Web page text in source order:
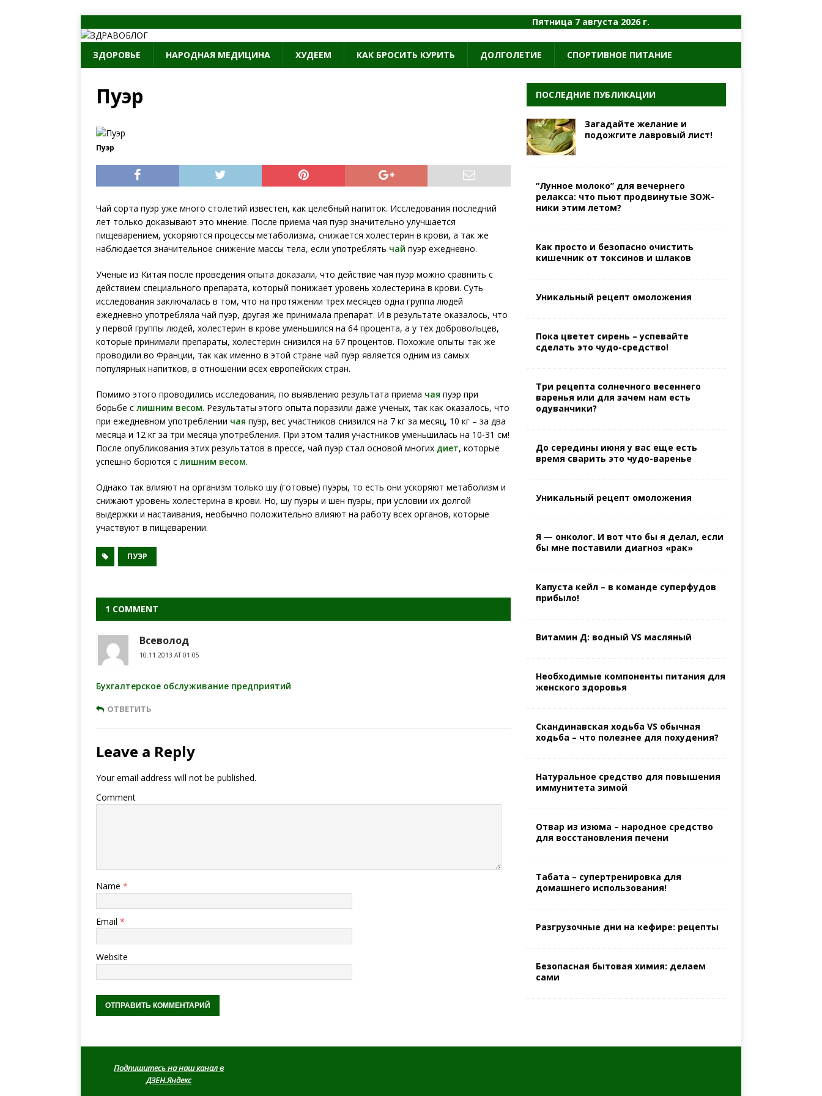
Пятница 7 августа 2026 г.
ЗДОРОВЬЕ НАРОДНАЯ МЕДИЦИНА ХУДЕЕМ КАК БРОСИТЬ КУРИТЬ ДОЛГОЛЕТИЕ СПОРТИВНОЕ ПИТАНИЕ
Пуэр
Пуэр
Чай сорта пуэр уже много столетий известен, как целебный напиток. Исследования последний
лет только доказывают это мнение. После приема чая пуэр значительно улучшается
пищеварением, ускоряются процессы метаболизма, снижается холестерин в крови, а так же
наблюдается значительное снижение массы тела, если употреблять чай пуэр ежедневно.
Ученые из Китая после проведения опыта доказали, что действие чая пуэр можно сравнить с
действием специального препарата, который понижает уровень холестерина в крови. Суть
исследования заключалась в том, что на протяжении трех месяцев одна группа людей
ежедневно употребляла чай пуэр, другая же принимала препарат. И в результате оказалось, что
у первой группы людей, холестерин в крове уменьшился на 64 процента, а у тех добровольцев,
которые принимали препараты, холестерин снизился на 67 процентов. Похожие опыты так же
проводили во Франции, так как именно в этой стране чай пуэр является одним из самых
популярных напитков, в отношении всех европейских стран.
Помимо этого проводились исследования, по выявлению результата приема чая пуэр при
борьбе с лишним весом. Результаты этого опыта поразили даже ученых, так как оказалось, что
при ежедневном употреблении чая пуэр, вес участников снизился на 7 кг за месяц, 10 кг – за два
месяца и 12 кг за три месяца употребления. При этом талия участников уменьшилась на 10-31 см!
После опубликования этих результатов в прессе, чай пуэр стал основой многих диет, которые
успешно борются с лишним весом.
Однако так влияют на организм только шу (готовые) пуэры, то есть они ускоряют метаболизм и
снижают уровень холестерина в крови. Но, шу пуэры и шен пуэры, при условии их долгой
выдержки и настаивания, необычно положительно влияют на работу всех органов, которые
участвуют в пищеварении.
ПУЭР
1 COMMENT
Всеволод
10.11.2013 AT 01:05
Бухгалтерское обслуживание предприятий
ОТВЕТИТЬ
Leave a Reply
Your email address will not be published.
Comment
Name *
Email *
Website
ПОСЛЕДНИЕ ПУБЛИКАЦИИ
Загадайте желание и
подожгите лавровый лист!
“Лунное молоко” для вечернего
релакса: что пьют продвинутые ЗОЖ-
ники этим летом?
Как просто и безопасно очистить
кишечник от токсинов и шлаков
Уникальный рецепт омоложения
Пока цветет сирень – успевайте
сделать это чудо-средство!
Три рецепта солнечного весеннего
варенья или для зачем нам есть
одуванчики?
До середины июня у вас еще есть
время сварить это чудо-варенье
Уникальный рецепт омоложения
Я — онколог. И вот что бы я делал, если
бы мне поставили диагноз «рак»
Капуста кейл – в команде суперфудов
прибыло!
Витамин Д: водный VS масляный
Необходимые компоненты питания для
женского здоровья
Скандинавская ходьба VS обычная
ходьба – что полезнее для похудения?
Натуральное средство для повышения
иммунитета зимой
Отвар из изюма – народное средство
для восстановления печени
Табата – супертренировка для
домашнего использования!
Разгрузочные дни на кефире: рецепты
Безопасная бытовая химия: делаем
сами
Подпишитесь на наш канал в
ДЗЕН.Яндекс